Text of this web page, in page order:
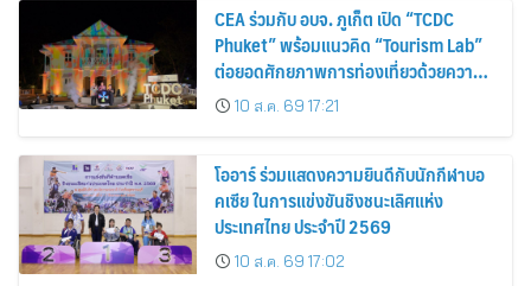
CEA ร่วมกับ อบจ. ภูเก็ต เปิด “TCDC
Phuket” พร้อมแนวคิด “Tourism Lab”
ต่อยอดศักยภาพการท่องเที่ยวด้วยความ
คิดสร้างสรรค์ ขับเคลื่อนเศรษฐกิจ
สร้างสรรค์ของภูเก็ต
10 ส.ค. 69 17:21
โออาร์ ร่วมแสดงความยินดีกับนักกีฬาบอ
คเซีย ในการแข่งขันชิงชนะเลิศแห่ง
ประเทศไทย ประจำปี 2569
10 ส.ค. 69 17:02